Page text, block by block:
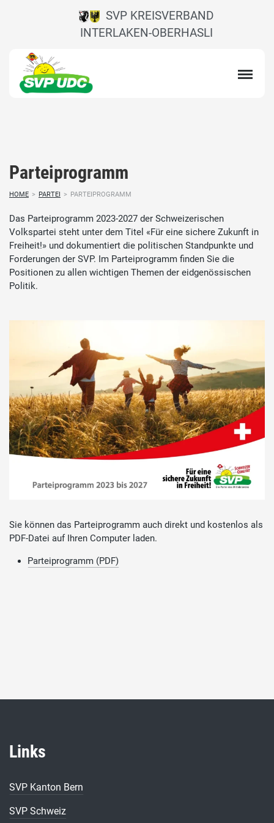
SVP KREISVERBAND
INTERLAKEN-OBERHASLI
Parteiprogramm
HOME > PARTEI > PARTEIPROGRAMM
Das Parteiprogramm 2023-2027 der Schweizerischen
Volkspartei steht unter dem Titel «Für eine sichere Zukunft in
Freiheit!» und dokumentiert die politischen Standpunkte und
Forderungen der SVP. Im Parteiprogramm finden Sie die
Positionen zu allen wichtigen Themen der eidgenössischen
Politik.
Sie können das Parteiprogramm auch direkt und kostenlos als
PDF-Datei auf Ihren Computer laden.
Parteiprogramm (PDF)
Links
SVP Kanton Bern
SVP Schweiz